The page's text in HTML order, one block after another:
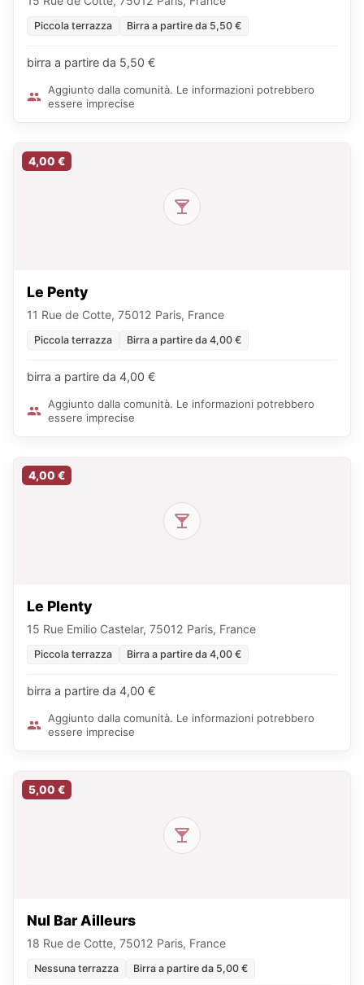
Piccola terrazza Birra a partire da 5,50 €
birra a partire da 5,50 €
Aggiunto dalla comunità. Le informazioni potrebbero
essere imprecise
4,00 €
Le Penty
11 Rue de Cotte, 75012 Paris, France
Piccola terrazza Birra a partire da 4,00 €
birra a partire da 4,00 €
Aggiunto dalla comunità. Le informazioni potrebbero
essere imprecise
4,00 €
Le Plenty
15 Rue Emilio Castelar, 75012 Paris, France
Piccola terrazza Birra a partire da 4,00 €
birra a partire da 4,00 €
Aggiunto dalla comunità. Le informazioni potrebbero
essere imprecise
5,00 €
Nul Bar Ailleurs
18 Rue de Cotte, 75012 Paris, France
Nessuna terrazza Birra a partire da 5,00 €